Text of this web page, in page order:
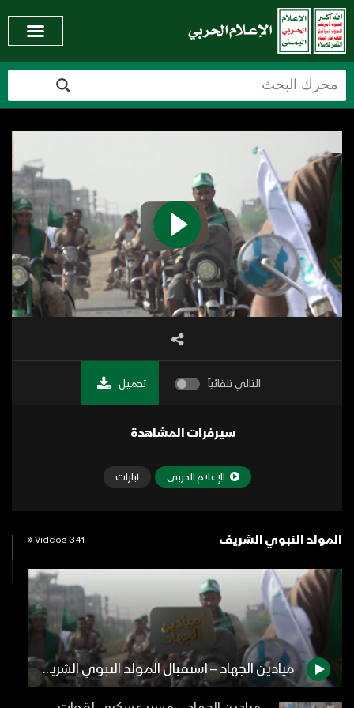
التالي تلقائياً تحميل
سيرفرات المشاهدة
الإعلام الحربي آبارات
المولد النبوي الشريف 341 Videos
ميادين الجهاد – استقبال المولد النبوي الشريف في جبهة حرض – 1445هـ